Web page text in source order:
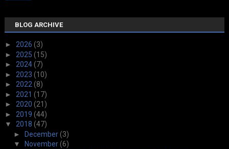
BLOG ARCHIVE
► 2026 (3)
► 2025 (15)
► 2024(7)
► 2023 (10)
► 2022 (8)
► 2021 (17)
► 2020 (21)
► 2019 (44)
▼ 2018 (47)
► December(3)
▼
November(6)